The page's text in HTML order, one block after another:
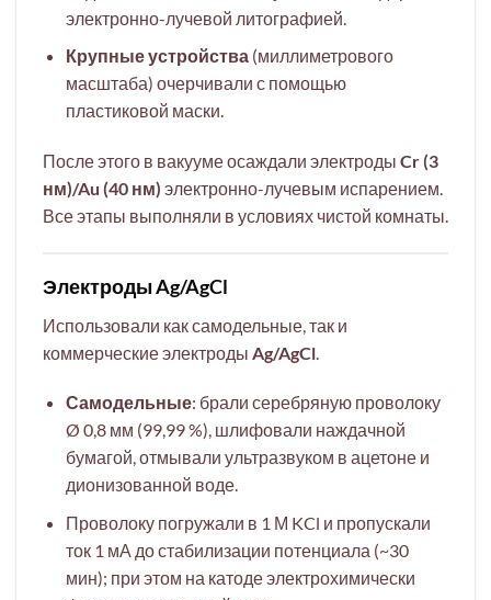
электронно-лучевой литографией.
Крупные устройства(миллиметрового
масштаба) очерчивали с помощью
пластиковой маски.
После этого в вакууме осаждали электроды Cr (3
нм)/Au (40 нм) электронно-лучевым испарением.
Все этапы выполняли в условиях чистой комнаты.
Электроды Ag/AgCl
Использовали как самодельные, так и
коммерческие электроды Ag/AgCl
Самодельные: брали серебряную проволоку
Ø 0,8 мм (99,99 %), шлифовали наждачной
бумагой, отмывали ультразвуком в ацетоне и
дионизованной воде.
Проволоку погружали в 1 М KCl и пропускали
ток 1 мА до стабилизации потенциала (~30
мин); при этом на катоде электрохимически